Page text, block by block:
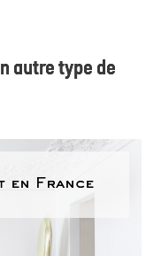
autre type de
en France